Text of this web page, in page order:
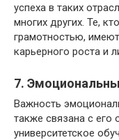
успеха в таких
многих других. Те,
грамотностью,
карьерного роста и
7.
Важность
также связана с
университетское